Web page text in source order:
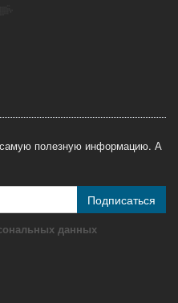
полезную информацию. А
Подписаться
данных